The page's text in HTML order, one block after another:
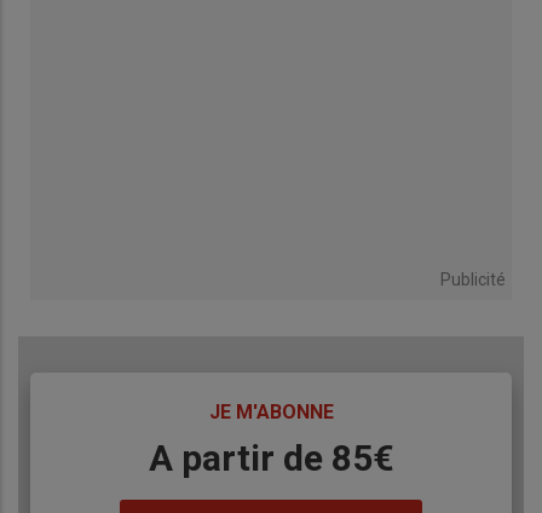
Publicité
JE M'ABONNE
A partir de 85€